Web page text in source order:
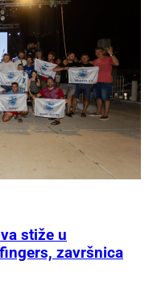
stiže u
završnica